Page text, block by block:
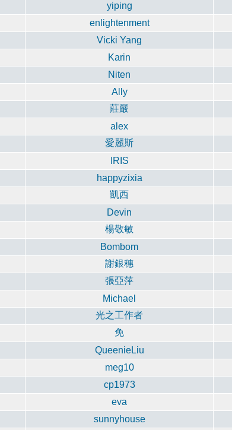
yiping
enlightenment
Vicki Yang
Karin
Niten
Ally
莊嚴
alex
愛麗斯
IRIS
happyzixia
凱西
Devin
楊敬敏
Bombom
謝銀穗
張亞萍
Michael
光之工作者
免
QueenieLiu
meg10
cp1973
eva
sunnyhouse